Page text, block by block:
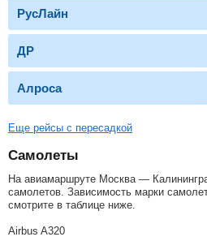
РусЛайн
ДР
Алроса
Еще рейсы с пересадкой
Самолеты
На авиамаршруте Москва —
самолетов. Зависимость марки
смотрите в таблице ниже.
Airbus A320